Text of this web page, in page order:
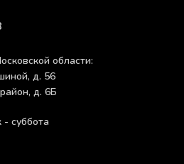
области:
д. 56
д. 6Б
суббота